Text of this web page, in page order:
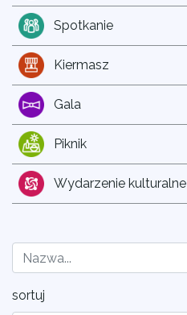
Spotkanie
Kiermasz
Gala
Piknik
Wydarzenie kulturalne
sortuj